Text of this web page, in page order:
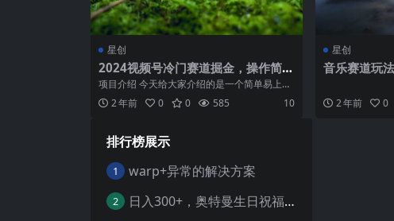
星创
2024视频号冷门赛道掘金，操作简单
轻松上手，小白也能月入1000+
项目介绍 今天给大家介绍的是一个简单易上手
项目，有睡眠收益， 轻松月入10000...
2 年前 0 0 585 10
星创
音乐赛道玩
2 年前 0
排行榜展示
1 warp+异常的解决方案
2 日入300+，奥特曼生日祝福定制视频，小白练手项目-暖阳网